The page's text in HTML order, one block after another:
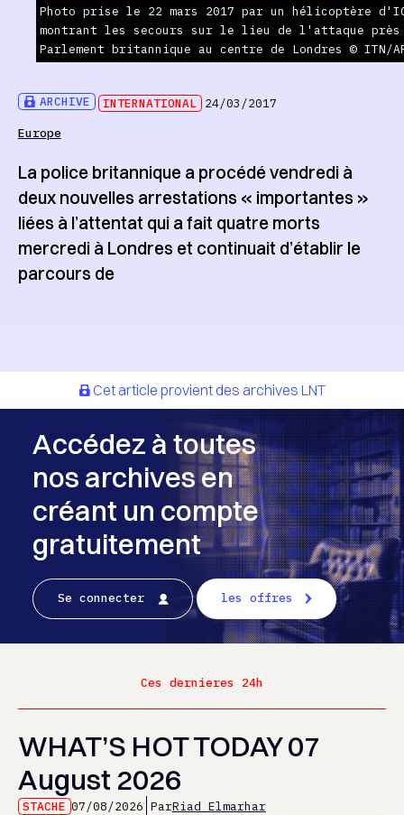
ARCHIVE INTERNATIONAL 24/03/2017
Europe
Photo prise le 22 mars 2017 par un hélicoptère
montrant les secours sur le lieu de l'attaque près
Parlement britannique au centre de Londres © ITN/
La police britannique a procédé vendredi à
deux nouvelles arrestations « importantes »
liées à l’attentat qui a fait quatre morts
mercredi à Londres et continuait d’établir le
parcours de
Cet article provient des archives LNT
Accédez à toutes
nos archives en
créant un compte
gratuitement
Se connecter les offres
Ces dernieres 24h
WHAT’S HOT TODAY 07
August 2026
STACHE 07/08/2026 ParRiad Elmarhar